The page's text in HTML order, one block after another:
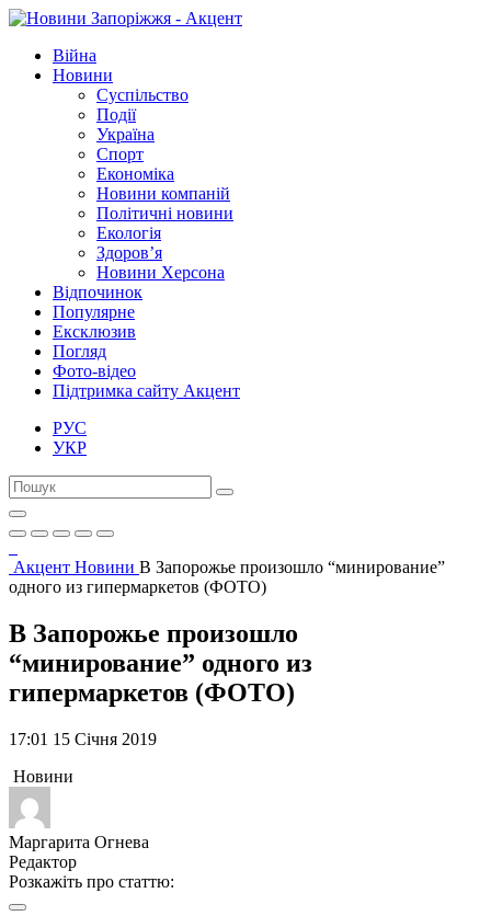
Війна
Новини
Суспільство
Події
Україна
Спорт
Економіка
Новини компаній
Політичні новини
Екологія
Здоров’я
Новини Херсона
Відпочинок
Популярне
Ексклюзив
Погляд
Фото-відео
Підтримка сайту Акцент
РУС
УКР
Акцент Новини В Запорожье произошло “минирование”
одного из гипермаркетов (ФОТО)
В Запорожье произошло
“минирование” одного из
гипермаркетов (ФОТО)
17:01 15 Січня 2019
Новини
Маргарита Огнева
Редактор
Розкажіть про статтю: